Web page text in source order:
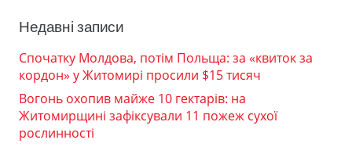
Недавні записи
Спочатку Молдова, потім Польща: за «квиток за
кордон» у Житомирі просили $15 тисяч
Вогонь охопив майже 10 гектарів: на
Житомирщині зафіксували 11 пожеж сухої
рослинності